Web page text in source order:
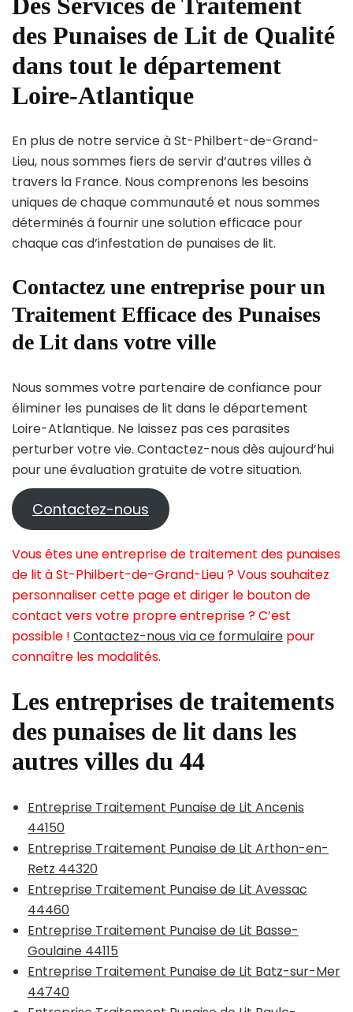
des Punaises de Lit de Qualité
dans tout le département
Loire-Atlantique
En plus de notre service à St-Philbert-de-Grand-
Lieu, nous sommes fiers de servir d’autres villes à
travers la France. Nous comprenons les besoins
uniques de chaque communauté et nous sommes
déterminés à fournir une solution efficace pour
chaque cas d’infestation de punaises de lit.
Contactez une entreprise pour un
Traitement Efficace des Punaises
de Lit dans votre ville
Nous sommes votre partenaire de confiance pour
éliminer les punaises de lit dans le département
Loire-Atlantique. Ne laissez pas ces parasites
perturber votre vie. Contactez-nous dès aujourd’hui
pour une évaluation gratuite de votre situation.
Contactez-nous
Vous êtes une entreprise de traitement des punaises
de lit à St-Philbert-de-Grand-Lieu ? Vous souhaitez
personnaliser cette page et diriger le bouton de
contact vers votre propre entreprise ? C’est
possible ! Contactez-nous via ce formulaire pour
connaître les modalités.
Les entreprises de traitements
des punaises de lit dans les
autres villes du 44
Entreprise Traitement Punaise de Lit Ancenis
44150
Entreprise Traitement Punaise de Lit Arthon-en-
Retz 44320
Entreprise Traitement Punaise de Lit Avessac
44460
Entreprise Traitement Punaise de Lit Basse-
Goulaine 44115
Entreprise Traitement Punaise de Lit Batz-sur-Mer
44740